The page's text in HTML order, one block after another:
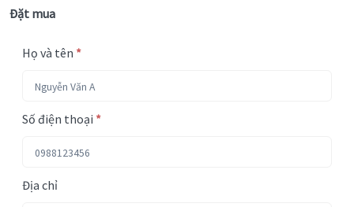
Đặt mua
Họ và tên *
Số điện thoại *
Địa chỉ